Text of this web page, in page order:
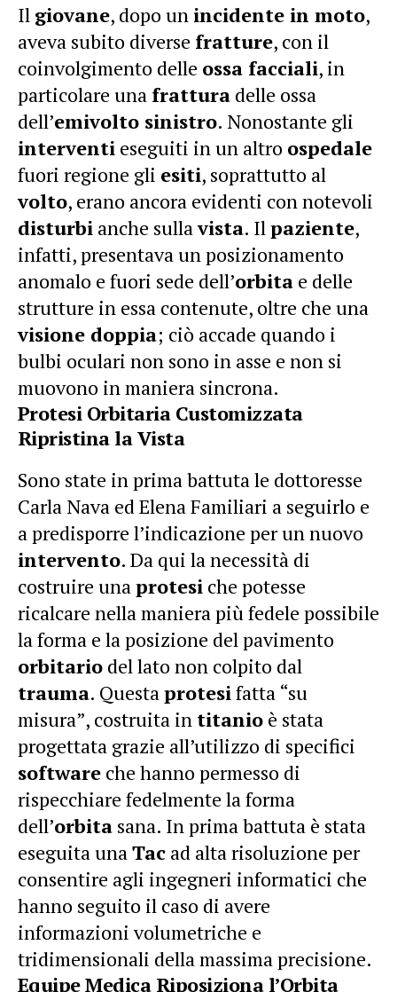
Il giovane, dopo un incidente in moto,
aveva subito diverse fratture, con il
coinvolgimento delle ossa facciali, in
particolare una frattura delle ossa
dell’emivolto sinistro. Nonostante gli
interventi eseguiti in un altro ospedale
fuori regione gli esiti, soprattutto al
volto, erano ancora evidenti con notevoli
disturbi anche sullavista. Ilpaziente,
infatti, presentava un posizionamento
anomalo e fuori sede dell’orbita e delle
strutture in essa contenute, oltre che una
visione doppia; ciò accade quando i
bulbi oculari non sono in asse e non si
muovono in maniera sincrona.
Protesi Orbitaria Customizzata
Ripristina la Vista
Sono state in prima battuta le dottoresse
Carla Nava ed Elena Familiari a seguirlo e
a predisporre l’indicazione per un nuovo
intervento. Da qui la necessità di
costruire unaprotesi che potesse
ricalcare nella maniera più fedele possibile
la forma e la posizione del pavimento
orbitario del lato non colpito dal
trauma. Questaprotesifatta “su
misura”, costruita in titanio è stata
progettata grazie all’utilizzo di specifici
software che hanno permesso di
rispecchiare fedelmente la forma
dell’orbita sana. In prima battuta è stata
eseguita unaTac ad alta risoluzione per
consentire agli ingegneri informatici che
hanno seguito il caso di avere
informazioni volumetriche e
tridimensionali della massima precisione.
Equipe Medica Riposiziona l’Orbita